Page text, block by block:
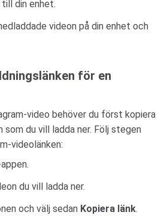
till din enhet.
videon på din enhet och
för en
video behöver du först kopiera
som du vill ladda ner. Följ stegen
videolänken:
du vill ladda ner.
och välj sedan Kopiera länk.